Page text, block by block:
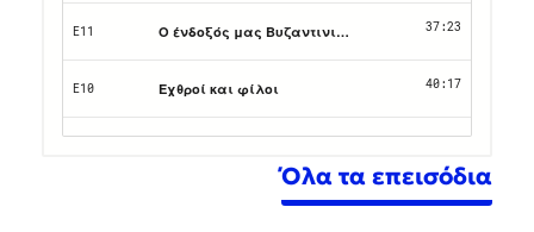
Όλα τα επεισόδια